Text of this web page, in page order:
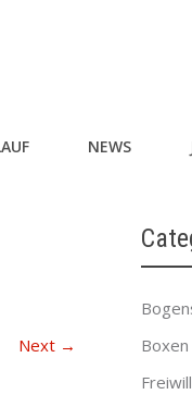
NEWS
Next →
Boxen